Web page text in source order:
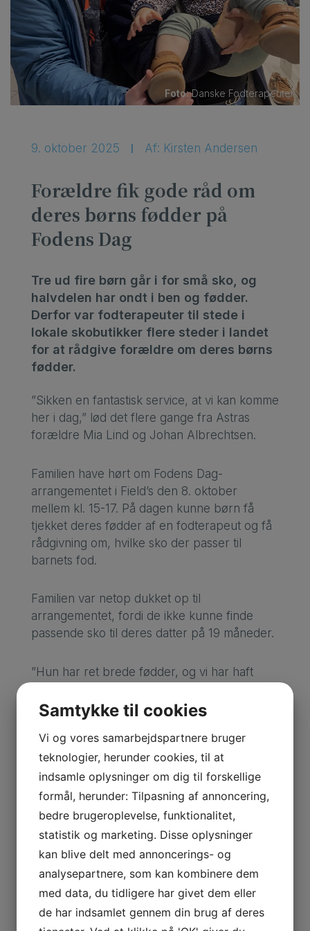
Foto:Danske Fodterapeuter
9. oktober 2025 Af: Kirsten Andersen
Forældre fik gode råd om
deres børns fødder på
Fodens Dag
Tre ud fire børn går i for små sko, og
halvdelen har ondt i ben og fødder.
Derfor var fodterapeuter til stede i
lokale skobutikker flere steder i landet
for at rådgive forældre om deres børns
fødder.
”Sikken en fantastisk service, at vi kan komme
her i dag,” lød det flere gange fra Astras
forældre Mia Lind og Johan Albrechtsen.
Familien have hørt om Fodens Dag-
arrangementet i Field’s den 8. oktober
mellem kl. 15-17. På dagen kunne børn få
tjekket deres fødder af en fodterapeut og få
rådgivning om, hvilke sko der passer til
barnets fod.
Familien var netop dukket op til
arrangementet, fordi de ikke kunne finde
passende sko til deres datter på 19 måneder.
”Hun har ret brede fødder, og vi har haft
som hun vil have på. Derfor går hun stadig i
sandaler,” fortalte de to forældre.
Med fodterapeutens hjælp
Med hjælp fra en fodterapeut og to
fodterapeutstuderende fik Astra nye støvler,
som hun straks tog i brug og løb begejstret
rundt i, så forældrene måtte løbe efter.
Andre forældre fik gode råd om deres barns
fødder og flere børn fik nye sko.
Nogle børn havde problemer med fødderne,
Samtykke til cookies
Vi og vores samarbejdspartnere bruger
teknologier, herunder cookies, til at
indsamle oplysninger om dig til forskellige
formål, herunder: Tilpasning af annoncering,
bedre brugeroplevelse, funktionalitet,
statistik og marketing. Disse oplysninger
kan blive delt med annoncerings- og
analysepartnere, som kan kombinere dem
med data, du tidligere har givet dem eller
de har indsamlet gennem din brug af deres